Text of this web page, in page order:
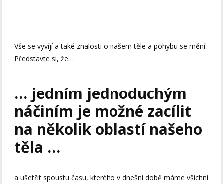
Vše se vyvíjí a také znalosti o našem těle a pohybu se mění.
Představte si, že…
… jedním jednoduchým
náčiním je možné zacílit
na několik oblastí našeho
těla …
a ušetřit spoustu času, kterého v dnešní době máme všichni